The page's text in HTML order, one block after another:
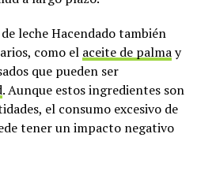
leche Hacendado también
como el aceite de palmay
que pueden ser
. Aunque estos ingredientes son
el consumo excesivo de
tener un impacto negativo